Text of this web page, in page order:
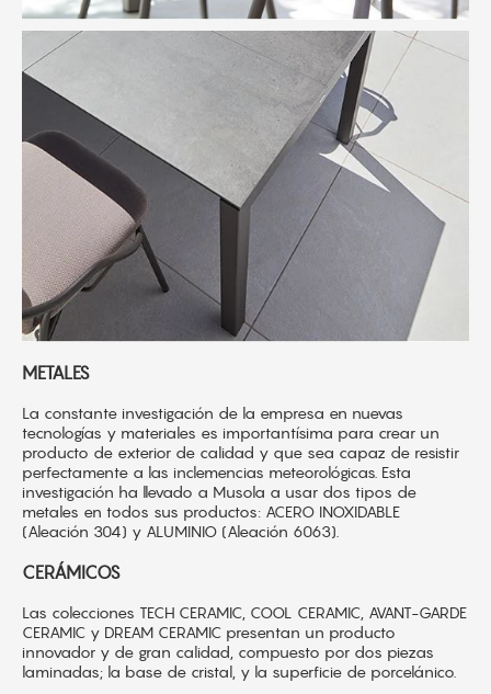
METALES
La constante investigación de la empresa en nuevas
tecnologías y materiales es importantísima para crear un
producto de exterior de calidad y que sea capaz de resistir
perfectamente a las inclemencias meteorológicas. Esta
investigación ha llevado a Musola a usar dos tipos de
metales en todos sus productos: ACERO INOXIDABLE
(Aleación 304) y ALUMINIO (Aleación 6063).
CERÁMICOS
Las colecciones TECH CERAMIC, COOL CERAMIC, AVANT-GARDE
CERAMIC y DREAM CERAMIC presentan un producto
innovador y de gran calidad, compuesto por dos piezas
laminadas; la base de cristal, y la superficie de porcelánico.